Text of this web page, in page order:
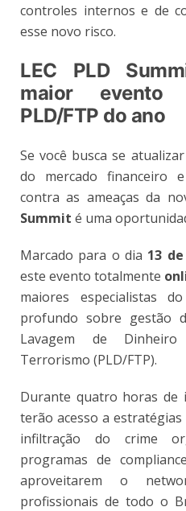
controles internos e de
esse novo risco.
LEC PLD
maior evento
PLD/FTP do ano
Se você busca se
do mercado financeiro
contra as ameaças da
Summit é uma
Marcado para o dia 13
este evento totalmente
maiores especialistas
profundo sobre gestão
Lavagem de
Terrorismo (PLD/FTP).
Durante quatro horas de
terão acesso a
infiltração do crime
programas de
aproveitarem o
profissionais de todo o